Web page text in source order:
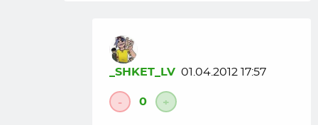
_SHKET_LV 01.04.2012 17:57
- 0 +